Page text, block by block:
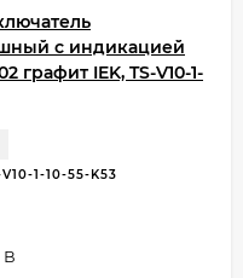
с индикацией
графит IEK, TS-V10-1-
V10-1-10-55-K53
В